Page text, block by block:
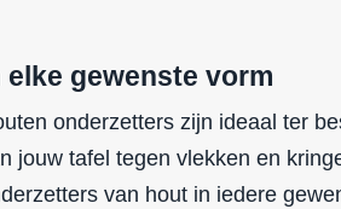
elke gewenste vorm
onderzetters zijn ideaal ter
jouw tafel tegen vlekken en
van hout in iedere